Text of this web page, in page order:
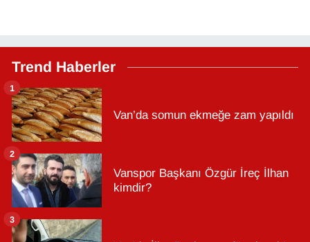
Trend Haberler
Van’da somun ekmeğe zam yapıldı
1
Vanspor Başkanı Özgür İreç İlhan
kimdir?
2
3